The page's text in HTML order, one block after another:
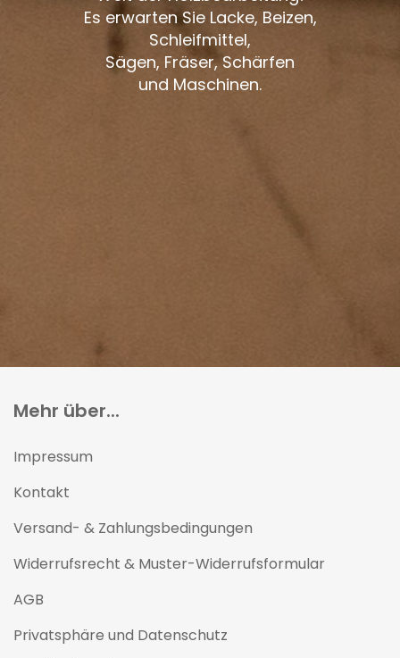
Es erwarten Sie Lacke, Beizen,
Schleifmittel,
Sägen, Fräser, Schärfen
und Maschinen.
Mehr über...
Impressum
Kontakt
Versand- & Zahlungsbedingungen
Widerrufsrecht & Muster-Widerrufsformular
AGB
Privatsphäre und Datenschutz